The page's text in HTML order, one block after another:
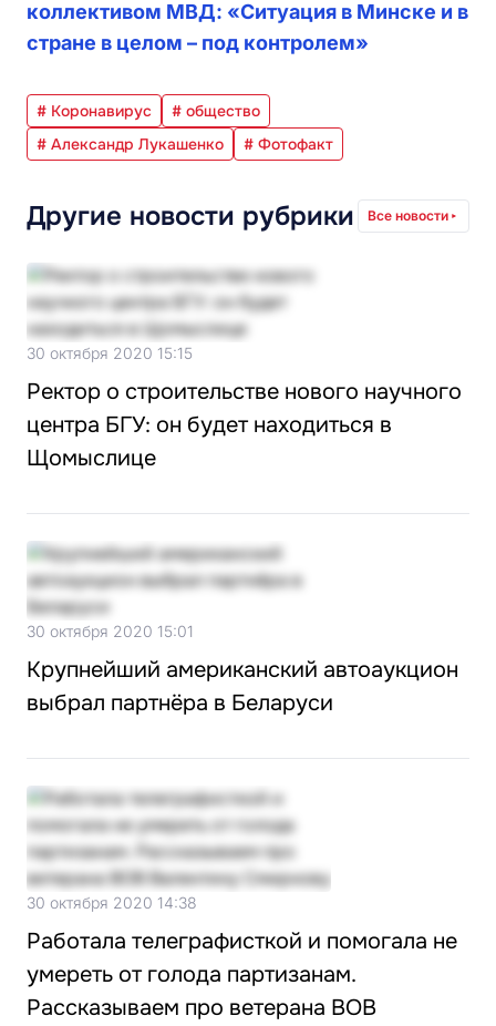
коллективом МВД: «Ситуация в Минске и в
стране в целом – под контролем»
# Коронавирус
# общество
# Александр Лукашенко
# Фотофакт
Другие новости рубрики Все новости
30 октября 2020 15:15
Ректор о строительстве нового научного
центра БГУ: он будет находиться в
Щомыслице
30 октября 2020 15:01
Крупнейший американский автоаукцион
выбрал партнёра в Беларуси
30 октября 2020 14:38
Работала телеграфисткой и помогала не
умереть от голода партизанам.
Рассказываем про ветерана ВОВ